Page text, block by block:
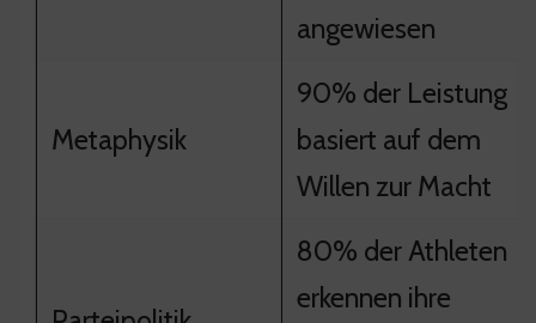
angewiesen
Metaphysik
90% der Leistung
basiert auf dem
Willen zur Macht
80% der Athleten
erkennen ihre